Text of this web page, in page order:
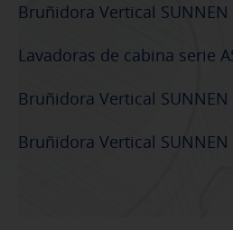
Bruñidora Vertical SUNNEN
Lavadoras de cabina serie
Bruñidora Vertical SUNNEN
Bruñidora Vertical SUNNEN